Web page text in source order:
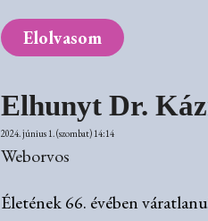
Elolvasom
Elhunyt Dr.
2024. június 1. (szombat) 14:14
Weborvos
Életének 66. évében